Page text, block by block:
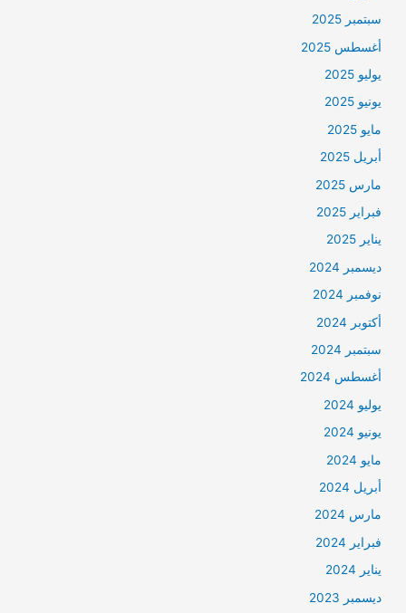
سبتمبر 2025
أغسطس 2025
يوليو 2025
يونيو 2025
مايو 2025
أبريل 2025
مارس 2025
فبراير 2025
يناير 2025
ديسمبر 2024
نوفمبر 2024
أكتوبر 2024
سبتمبر 2024
أغسطس 2024
يوليو 2024
يونيو 2024
مايو 2024
أبريل 2024
مارس 2024
فبراير 2024
يناير 2024
ديسمبر 2023